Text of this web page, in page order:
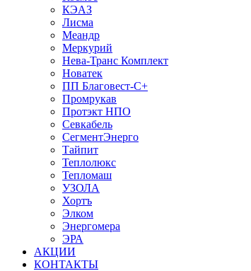
КЭАЗ
Лисма
Меандр
Меркурий
Нева-Транс Комплект
Новатек
ПП Благовест-С+
Промрукав
Протэкт НПО
Севкабель
СегментЭнерго
Тайпит
Теплолюкс
Тепломаш
УЗОЛА
Хортъ
Элком
Энергомера
ЭРА
АКЦИИ
КОНТАКТЫ